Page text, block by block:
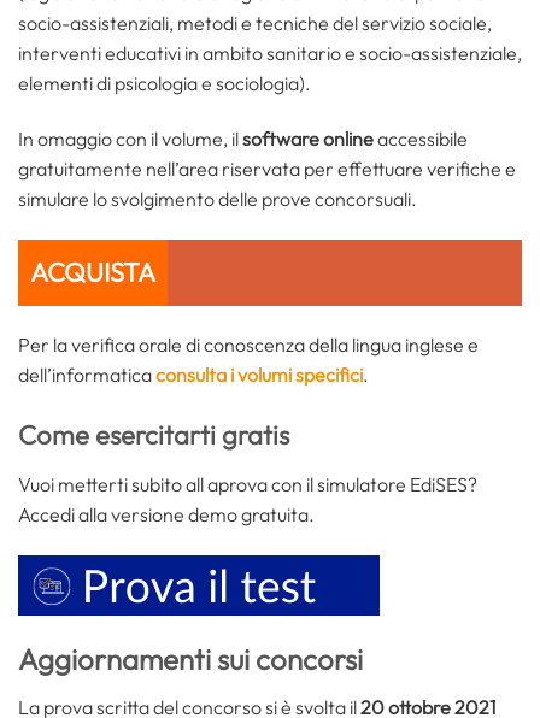
socio-assistenziali, metodi e tecniche del servizio sociale,
interventi educativi in ambito sanitario e socio-assistenziale,
elementi di psicologia e sociologia).
In omaggio con il volume, ilsoftware onlineaccessibile
gratuitamente nell’area riservata per effettuare verifiche e
simulare lo svolgimento delle prove concorsuali.
ACQUISTA
Per la verifica orale di conoscenza della lingua inglese e
dell’informaticaconsulta i volumi specifici.
Come esercitarti gratis
Vuoi metterti subito all aprova con il simulatore EdiSES?
Accedi alla versione demo gratuita.
Aggiornamenti sui concorsi
La prova scritta del concorso si è svolta il20 ottobre 2021